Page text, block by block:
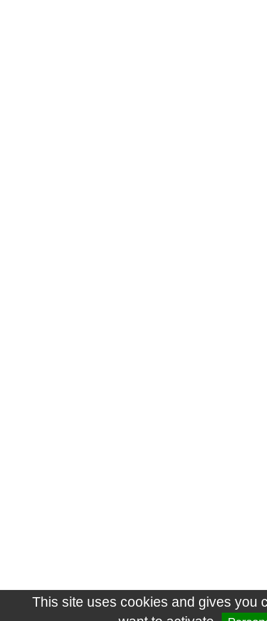
This site uses cookies and gives you